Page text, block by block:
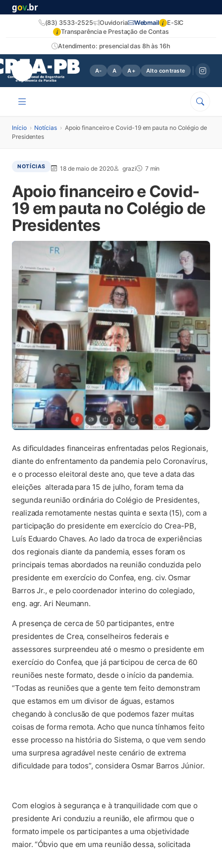
gov.br
Atendimento: presencial das 8h às 16h
(83) 3533-2525 Ouvidoria Webmail i E-SIC
i Transparência e Prestação de Contas
A- A A+ Alto contraste
Início › Notícias › Apoio financeiro e Covid-19 em pauta no Colégio de
Presidentes
NOTÍCIAS 18 de maio de 2020 grazi 7 min
Apoio financeiro e Covid-
19 em pauta no Colégio de
Presidentes
As dificuldades financeiras enfrentadas pelos Regionais,
diante do enfrentamento da pandemia pelo Coronavírus,
e o processo eleitoral deste ano, que teve a data das
eleições alterada para 15 de julho, foram tema da
segunda reunião ordinária do Colégio de Presidentes,
realizada remotamente nestas quinta e sexta (15), com a
participação do presidente em exercício do Crea-PB,
Luís Eduardo Chaves. Ao lado da troca de experiências
dos regionais diante da pandemia, esses foram os
principais temas abordados na reunião conduzida pelo
presidente em exercício do Confea, eng. civ. Osmar
Barros Jr., e pelo coordenador interino do colegiado,
eng. agr. Ari Neumann.
A presença de cerca de 50 participantes, entre
presidentes de Crea, conselheiros federais e
assessores surpreendeu até o mesmo o presidente em
exercício do Confea, que já participou de cerca de 60
reuniões neste formato, desde o início da pandemia.
“Todas as reuniões que a gente tem feito demonstram
que estamos em um divisor de águas, estamos
chegando à conclusão de que podemos fazer muitas
coisas de forma remota. Acho que nunca tínhamos feito
esse processo na história do Sistema, o que vem sendo
uma surpresa agradável neste cenário de extrema
dificuldade para todos”, considera Osmar Barros Júnior.
Com elogios à segurança e à tranquilidade com que o
presidente Ari conduziu a reunião, ele afirmou que o
formato impele os participantes a uma objetividade
maior. “Óbvio que em uma reunião dessa, solicitada